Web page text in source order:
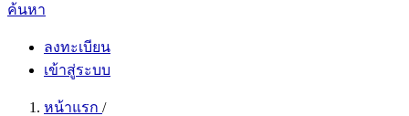
ค้นหา
ลงทะเบียน
เข้าสู่ระบบ
หน้าแรก /